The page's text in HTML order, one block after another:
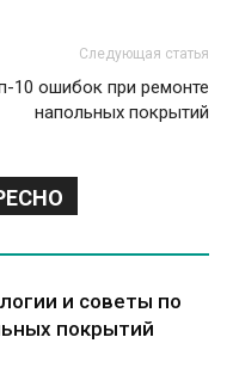
Следующая статья
10 ошибок при ремонте
напольных покрытий
и советы по
покрытий